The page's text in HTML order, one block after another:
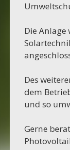
Projekt
28-06-2023
25-06-2023
Projekt
14-06-2023
Projekt
Die
Des
dem
und so
Gerne